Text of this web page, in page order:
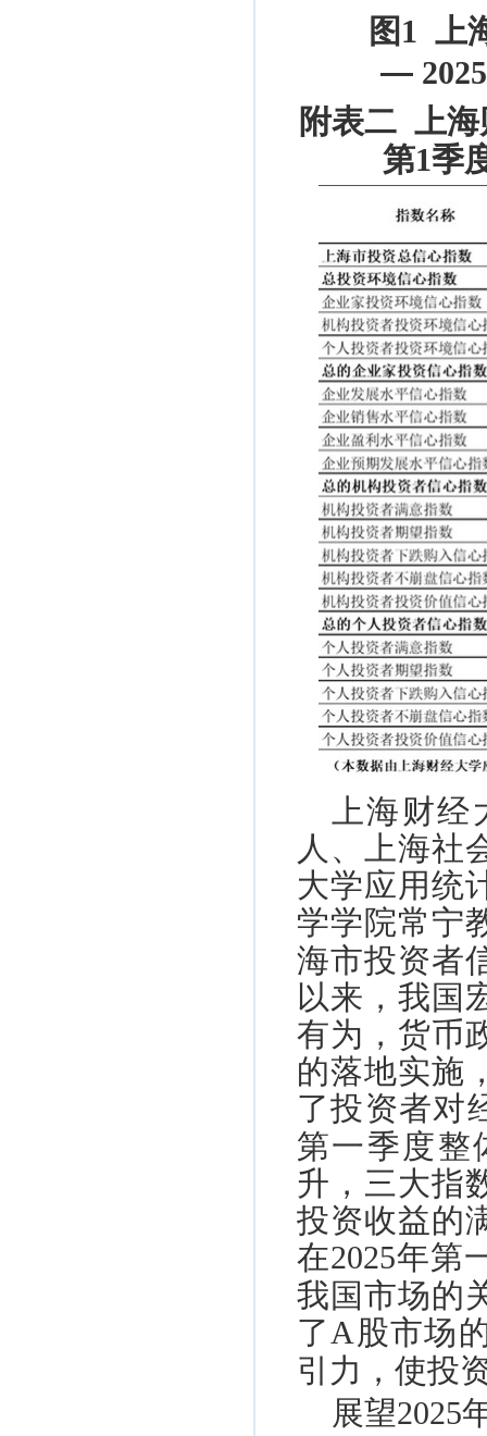
图 1 上
— 2025
附表二 上
第1季
上海财
人、上海社
大学应用统
学学院常宁
海市投资者
以来，我国
有为，货币
的落地实施
了投资者对
第一季度整
升，三大指
投资收益的
在2025年第
我国市场的
了 A 股市场
引力，使投
展望2025